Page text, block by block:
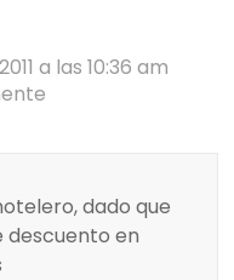
a las 10:36 am
dado que
descuento en